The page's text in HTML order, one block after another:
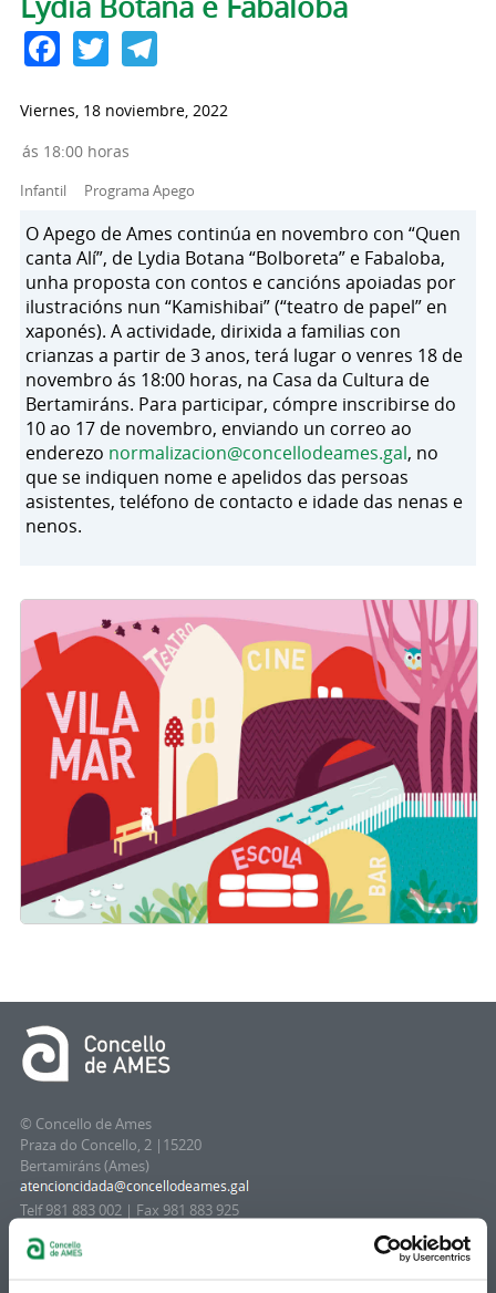
Facebook
TwitterTelegram
Viernes, 18 noviembre, 2022
ás 18:00 horas
Infantil Programa Apego
O Apego de Ames continúa en novembro con “Quen
canta Alí”, de Lydia Botana “Bolboreta” e Fabaloba,
unha proposta con contos e cancións apoiadas por
ilustracións nun “Kamishibai” (“teatro de papel” en
xaponés). A actividade, dirixida a familias con
crianzas a partir de 3 anos, terá lugar o venres 18 de
novembro ás 18:00 horas, na Casa da Cultura de
Bertamiráns. Para participar, cómpre inscribirse do
10 ao 17 de novembro, enviando un correo ao
enderezo normalizacion@concellodeames.gal, no
que se indiquen nome e apelidos das persoas
asistentes, teléfono de contacto e idade das nenas e
nenos.
© Concello de Ames
Praza do Concello, 2 |15220
Bertamiráns (Ames)
Telf 981 883 002 | Fax 981 883 925
Suscripción boletines